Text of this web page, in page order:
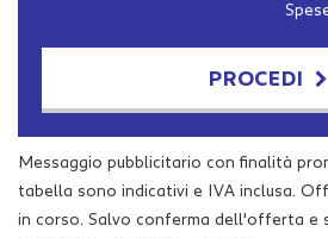
PROCEDI
Contattaci
Messaggio pubblicitario con finalità
tabella sono indicativi e IVA inclusa.
in corso. Salvo conferma dell'offerta e